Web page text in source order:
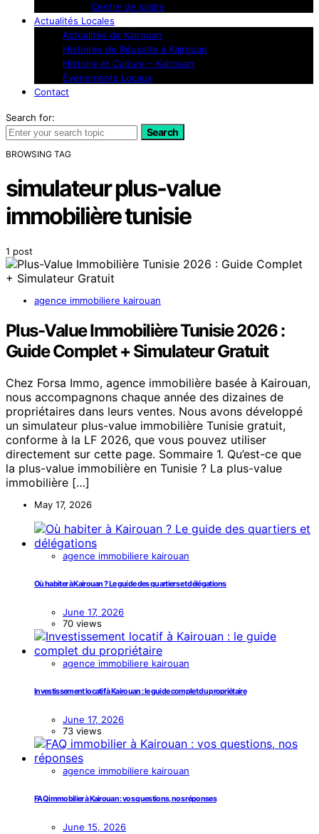
Centre de loisirs
Actualités Locales
Actualités de Kairouan
Histoires de Réussite à Kairouan
Histoire et Culture – Kairouan
Événements Locaux
Contact
Search for:
Search
BROWSING TAG
simulateur plus-value
immobilière tunisie
1 post
agence immobiliere kairouan
Plus-Value Immobilière Tunisie 2026 :
Guide Complet + Simulateur Gratuit
Chez Forsa Immo, agence immobilière basée à Kairouan,
nous accompagnons chaque année des dizaines de
propriétaires dans leurs ventes. Nous avons développé
un simulateur plus-value immobilière Tunisie gratuit,
conforme à la LF 2026, que vous pouvez utiliser
directement sur cette page. Sommaire 1. Qu’est-ce que
la plus-value immobilière en Tunisie ? La plus-value
immobilière […]
May 17, 2026
agence immobiliere kairouan
Où habiter à Kairouan ? Le guide des quartiers et délégations
June 17, 2026
70 views
agence immobiliere kairouan
Investissement locatif à Kairouan : le guide complet du propriétaire
June 17, 2026
73 views
agence immobiliere kairouan
FAQ immobilier à Kairouan : vos questions, nos réponses
June 15, 2026